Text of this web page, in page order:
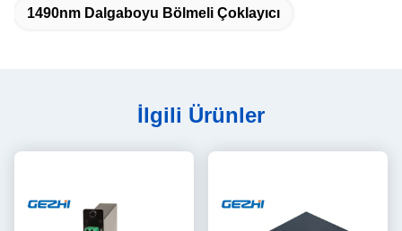
1490nm Dalgaboyu Bölmeli Çoklayıcı
İlgili Ürünler